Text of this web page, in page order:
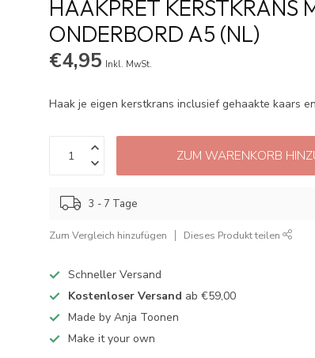
HAAKPRET KERSTKRANS
ONDERBORD A5 (NL)
€4,95 Inkl. MwSt.
Haak je eigen kerstkrans inclusief gehaakte kaars
ZUM WARENKORB
3 - 7 Tage
Zum Vergleich hinzufügen Dieses Produkt teilen
Schneller Versand
Kostenloser Versand ab €59,00
Made by Anja Toonen
Make it your own